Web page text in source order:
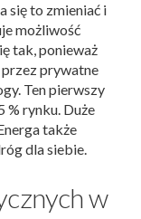
się to zmieniać i
możliwość
tak, ponieważ
prywatne
Ten pierwszy
% rynku. Duże
także
dla siebie.
w